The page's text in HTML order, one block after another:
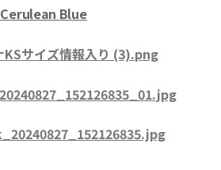
Cerulean Blue